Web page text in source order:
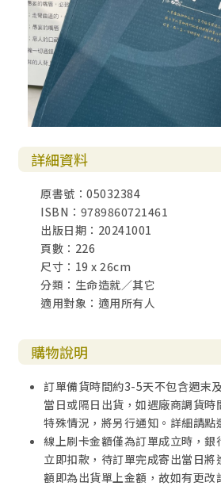
詳細資料
原書號：05032384
ISBN：9789860721461
出版日期：20241001
頁數：226
尺寸：19 x 26cm
分類：生命造就／其它
適用對象：適用所有人
購物說明
訂單備貨時間約3-5天不包含週末
當日或隔日出貨，如遇廠商調貨
特殊情況，將另行通知。詳細請點
線上刷卡金額僅為訂單成立時，銀
立即扣款，待訂單完成寄出當日將
額即為出貨單上金額，故如有更改